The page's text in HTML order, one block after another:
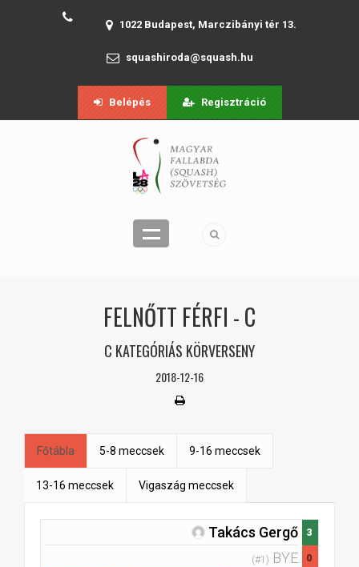
1022 Budapest, Marczibányi tér 13.
squashiroda@squash.hu
Belépés Regisztráció
FELNŐTT FÉRFI - C
C KATEGÓRIÁS KÖRVERSENY
2018-12-16
Főtábla 5-8 meccsek 9-16 meccsek
13-16 meccsek Vigaszág meccsek
Takács Gergő
(#1) BYE
3
0